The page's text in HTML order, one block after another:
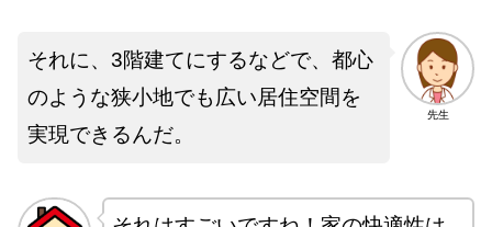
先生
それに、3階建てにするなどで、都心
のような狭小地でも広い居住空間を
実現できるんだ。